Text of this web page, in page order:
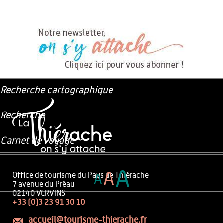
Office de tourisme du Pays de Thiérache
7 avenue du Préau
02140 VERVINS
+33 (0)3 23 91 30 10
accueil@tourisme-thierache.fr
Recherche cartographique
Recherche
Carnet de voyage
AAA